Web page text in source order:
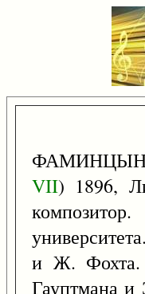
ФАМИНЦЫН
VII) 1896,
и Ж. Фохта.
Гауптмана